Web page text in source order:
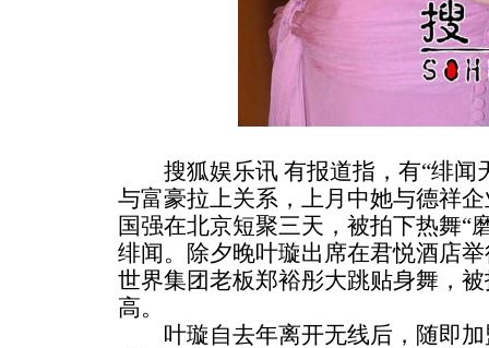
搜狐娱乐讯 有报道指，有“绯闻
与富豪拉上关系，上月中她与德祥
国强在北京短聚三天，被拍下热舞“
绯闻。除夕晚叶璇出席在君悦酒店
世界集团老板郑裕彤大跳贴身舞，
高。
叶璇自去年离开无线后，随即加